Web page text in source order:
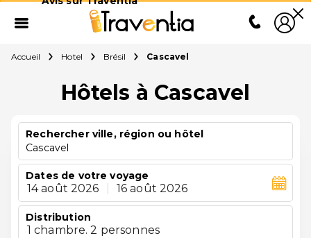
Accueil Hotel Brésil Cascavel
Hôtels à Cascavel
Rechercher ville, région ou hôtel
Cascavel
Dates de votre voyage
14 août 2026 16 août 2026
Distribution
1 chambre. 2 personnes